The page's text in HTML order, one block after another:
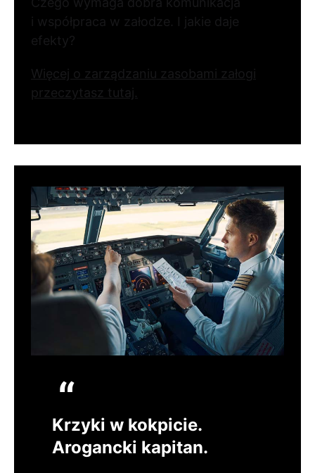
i współpraca w załodze. I jakie daje
efekty?
Więcej o zarządzaniu zasobami załogi
przeczytasz tutaj.
Krzyki w kokpicie.
Arogancki kapitan.